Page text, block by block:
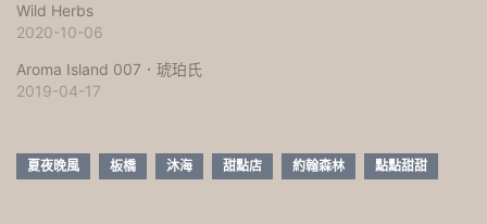
Wild Herbs
2020-10-06
Aroma Island 007．琥珀氏
2019-04-17
夏夜晚風 板橋 沐海 甜點店 約翰森林 點點甜甜